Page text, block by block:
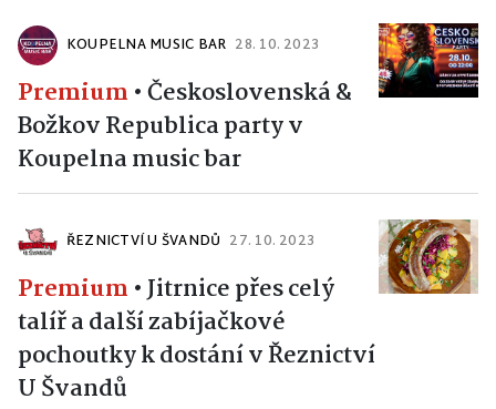
KOUPELNA MUSIC BAR 28. 10. 2023
Premium •Československá &
Božkov Republica party v
Koupelna music bar
ŘEZNICTVÍ U ŠVANDŮ 27. 10. 2023
Premium •Jitrnice přes celý
talíř a další zabíjačkové
pochoutky k dostání v Řeznictví
U Švandů